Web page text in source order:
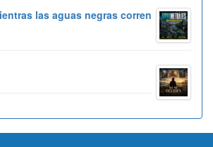
las aguas negras corren